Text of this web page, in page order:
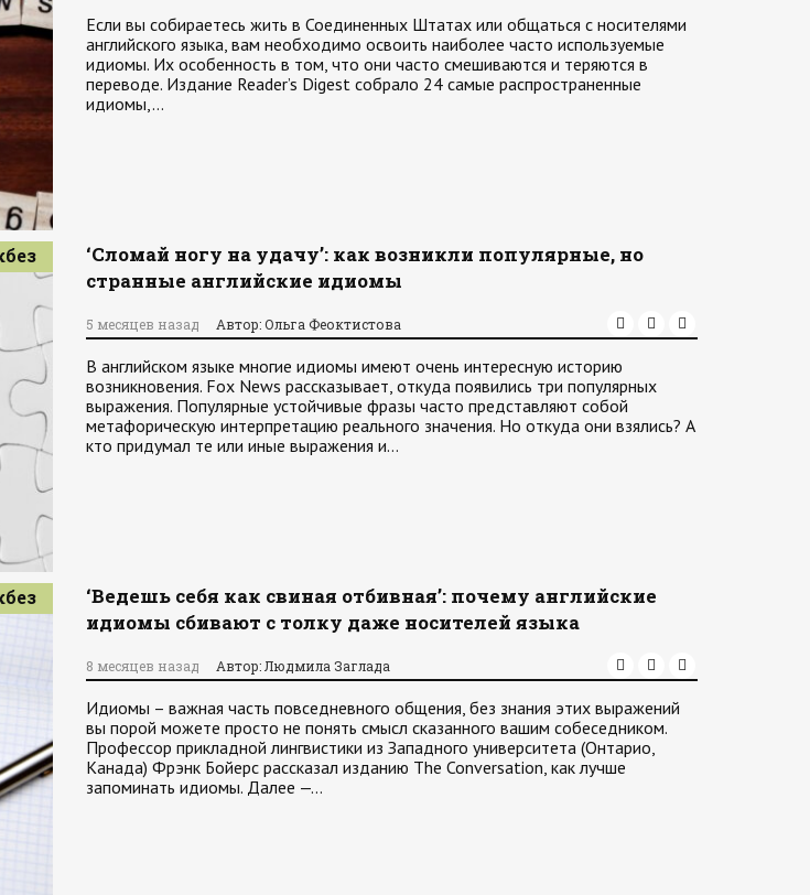
Если вы собираетесь жить в Соединенных Штатах или общаться с носителями
английского языка, вам необходимо освоить наиболее часто используемые
идиомы. Их особенность в том, что они часто смешиваются и теряются в
переводе. Издание Reader’s Digest собрало 24 самые распространенные
идиомы,…
‘Сломай ногу на удачу’: как возникли популярные, но
странные английские идиомы
5 месяцев назад Автор: Ольга Феоктистова
В английском языке многие идиомы имеют очень интересную историю
возникновения. Fox News рассказывает, откуда появились три популярных
выражения. Популярные устойчивые фразы часто представляют собой
метафорическую интерпретацию реального значения. Но откуда они взялись? А
кто придумал те или иные выражения и…
‘Ведешь себя как свиная отбивная’: почему английские
идиомы сбивают с толку даже носителей языка
8 месяцев назад Автор: Людмила Заглада
Идиомы – важная часть повседневного общения, без знания этих выражений
вы порой можете просто не понять смысл сказанного вашим собеседником.
Профессор прикладной лингвистики из Западного университета (Онтарио,
Канада) Фрэнк Бойерс рассказал изданию The Conversation, как лучше
запоминать идиомы. Далее —…